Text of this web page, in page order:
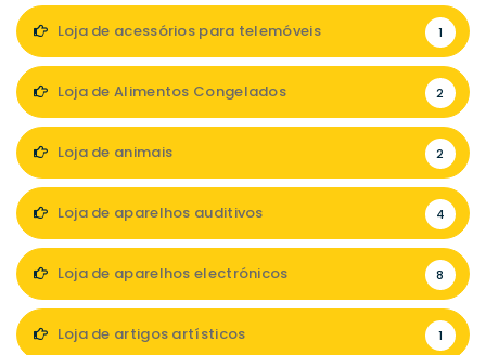
Loja de acessórios para telemóveis 1
Loja de Alimentos Congelados 2
Loja de animais 2
Loja de aparelhos auditivos 4
Loja de aparelhos electrónicos 8
Loja de artigos artísticos 1